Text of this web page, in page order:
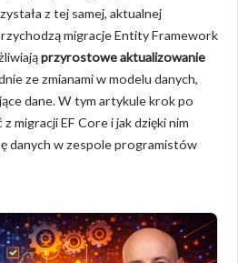
z tej samej, aktualnej
migracje Entity Framework
przyrostowe aktualizowanie
ze zmianami w modelu danych,
dane. W tym artykule krok po
migracji EF Core i jak dzięki nim
danych w zespole programistów